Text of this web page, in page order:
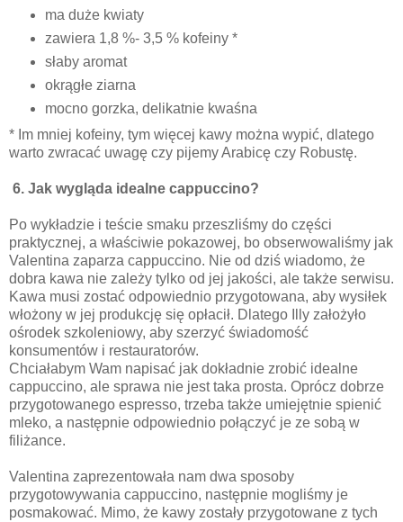
ma duże kwiaty
zawiera 1,8 %- 3,5 % kofeiny *
słaby aromat
okrągłe ziarna
mocno gorzka, delikatnie kwaśna
* Im mniej kofeiny, tym więcej kawy można wypić, dlatego
warto zwracać uwagę czy pijemy Arabicę czy Robustę.
6. Jak wygląda idealne cappuccino?
Po wykładzie i teście smaku przeszliśmy do części
praktycznej, a właściwie pokazowej, bo obserwowaliśmy jak
Valentina zaparza cappuccino. Nie od dziś wiadomo, że
dobra kawa nie zależy tylko od jej jakości, ale także serwisu.
Kawa musi zostać odpowiednio przygotowana, aby wysiłek
włożony w jej produkcję się opłacił. Dlatego Illy założyło
ośrodek szkoleniowy, aby szerzyć świadomość
konsumentów i restauratorów.
Chciałabym Wam napisać jak dokładnie zrobić idealne
cappuccino, ale sprawa nie jest taka prosta. Oprócz dobrze
przygotowanego espresso, trzeba także umiejętnie spienić
mleko, a następnie odpowiednio połączyć je ze sobą w
filiżance.
Valentina zaprezentowała nam dwa sposoby
przygotowywania cappuccino, następnie mogliśmy je
posmakować. Mimo, że kawy zostały przygotowane z tych